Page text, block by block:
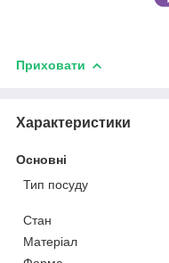
Приховати
Характеристики
Основні
Тип посуду
Стан
Матеріал